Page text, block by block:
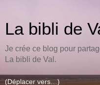
La bibli de
Je crée ce blog pour
La bibli de Val.